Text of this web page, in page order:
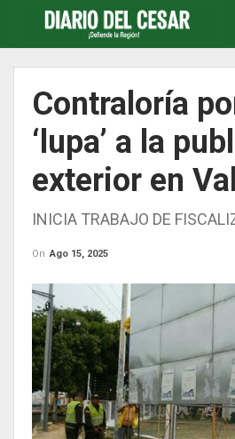
Contraloría
‘lupa’ a la
exterior en
INICIA TRABAJO DE
On Ago 15, 2025